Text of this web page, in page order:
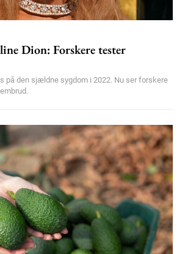
Dion: Forskere tester
på den sjældne sygdom i 2022. Nu ser forskere